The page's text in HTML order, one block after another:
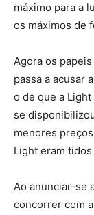
máximo para a
os máximos de
Agora os
passa a acusar
o de que a
se
menores
Light eram
Ao anunciar-se
concorrer com